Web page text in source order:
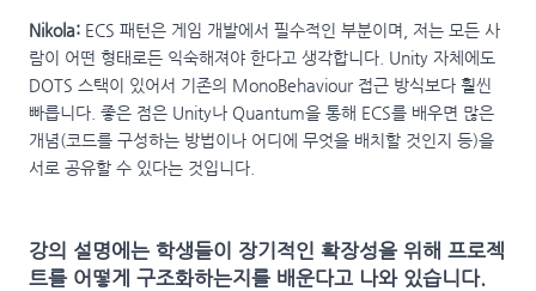
Nikola:ECS 패턴은 게임 개발에서 필수적인 부분이며, 저는 모든 사
람이 어떤 형태로든 익숙해져야 한다고 생각합니다. Unity 자체에도
DOTS 스택이 있어서 기존의 MonoBehaviour 접근 방식보다 훨씬
빠릅니다. 좋은 점은 Unity나 Quantum을 통해 ECS를 배우면 많은
개념(코드를 구성하는 방법이나 어디에 무엇을 배치할 것인지 등)을
서로 공유할 수 있다는 것입니다.
강의 설명에는 학생들이 장기적인 확장성을 위해 프로젝
트를 어떻게 구조화하는지를 배운다고 나와 있습니다.